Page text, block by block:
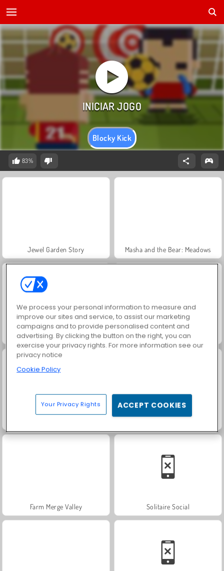
Blocky Kick
83%
Jewel Garden Story Masha and the Bear: Meadows
Scala 40 Juice Merge
Farm Merge Valley Solitaire Social
We process your personal information to measure and
improve our sites and service, to assist our marketing
campaigns and to provide personalised content and
advertising. By clicking the button on the right, you can
exercise your privacy rights. For more information see our
privacy notice
Cookie Policy
Your Privacy Rights ACCEPT COOKIES